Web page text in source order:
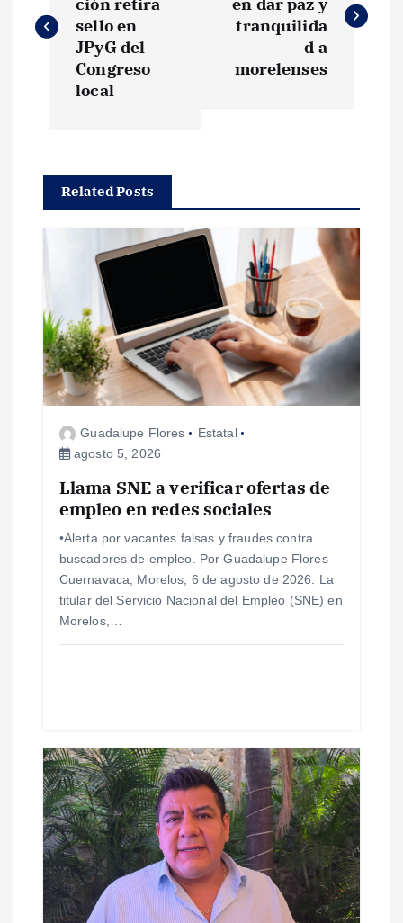
v
a
c
n
d
a
s
sello en
JPyG del
Congreso
local
tranquilida
d a
morelenses
Related Posts
Guadalupe Flores
Estatal
agosto 5, 2026
Llama SNE a verificar ofertas de
empleo en redes sociales
•Alerta por vacantes falsas y fraudes contra
buscadores de empleo. Por Guadalupe Flores
Cuernavaca, Morelos; 6 de agosto de 2026. La
titular del Servicio Nacional del Empleo (SNE) en
Morelos,…